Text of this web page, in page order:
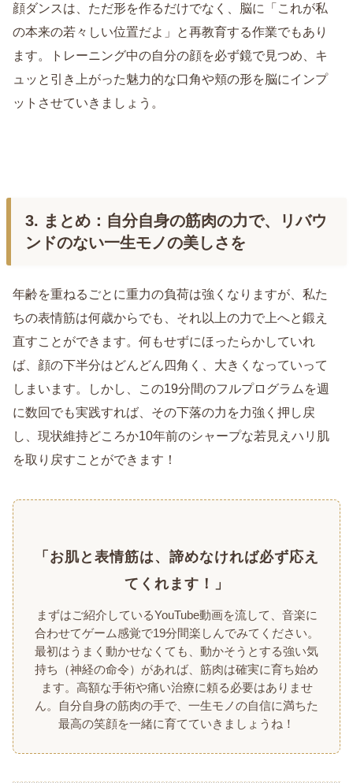
顔ダンスは、ただ形を作るだけでなく、脳に「これが私
の本来の若々しい位置だよ」と再教育する作業でもあり
ます。トレーニング中の自分の顔を必ず鏡で見つめ、キ
ュッと引き上がった魅力的な口角や頬の形を脳にインプ
ットさせていきましょう。
3. まとめ：自分自身の筋肉の力で、リバウ
ンドのない一生モノの美しさを
年齢を重ねるごとに重力の負荷は強くなりますが、私た
ちの表情筋は何歳からでも、それ以上の力で上へと鍛え
直すことができます。何もせずにほったらかしていれ
ば、顔の下半分はどんどん四角く、大きくなっていって
しまいます。しかし、この19分間のフルプログラムを週
に数回でも実践すれば、その下落の力を力強く押し戻
し、現状維持どころか10年前のシャープな若見えハリ肌
を取り戻すことができます！
「お肌と表情筋は、諦めなければ必ず応え
てくれます！」
まずはご紹介しているYouTube動画を流して、音楽に
合わせてゲーム感覚で19分間楽しんでみてください。
最初はうまく動かせなくても、動かそうとする強い気
持ち（神経の命令）があれば、筋肉は確実に育ち始め
ます。高額な手術や痛い治療に頼る必要はありませ
ん。自分自身の筋肉の手で、一生モノの自信に満ちた
最高の笑顔を一緒に育てていきましょうね！